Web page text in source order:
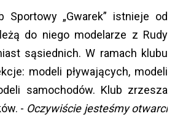
Sportowy „Gwarek” istnieje od
do niego modelarze z Rudy
sąsiednich. W ramach klubu
modeli pływających, modeli
samochodów. Klub zrzesza
- Oczywiście jesteśmy otwarci